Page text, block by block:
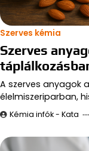
Szerves kémia
Szerves
A szerves anyagok
élelmiszeriparban,
Kémia infók - Kata